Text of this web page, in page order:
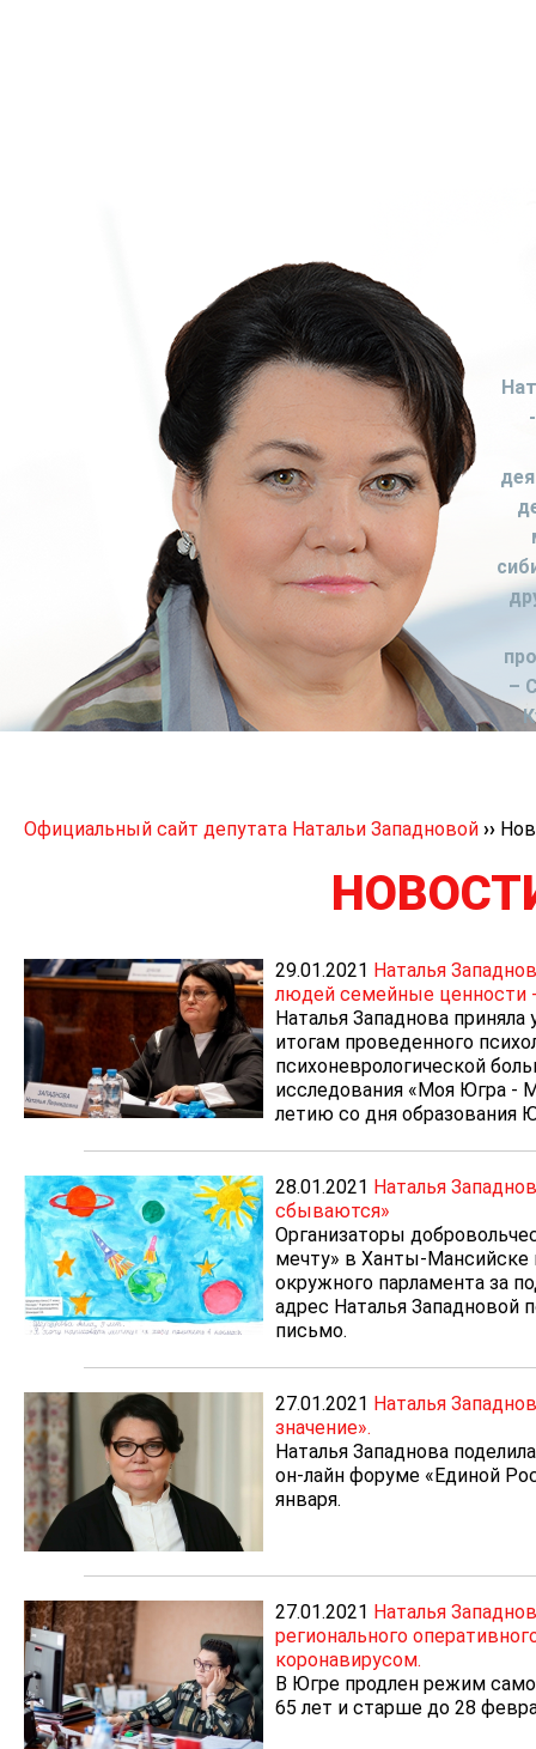
–
Официальный сайт депутата Натальи Западновой ››
29.01.2021 Наталья
людей семейные ценности
Наталья Западнова
итогам проведенного
психоневрологической
исследования «Моя Югра -
летию со дня образования
28.01.2021 Наталья
сбываются»
Организаторы
мечту» в Ханты-Мансийске
окружного парламента за
адрес Наталья Западновой
письмо.
27.01.2021 Наталья
значение».
Наталья Западнова
он-лайн форуме «Единой
января.
27.01.2021 Наталья
регионального
коронавирусом.
В Югре продлен режим
65 лет и старше до 28